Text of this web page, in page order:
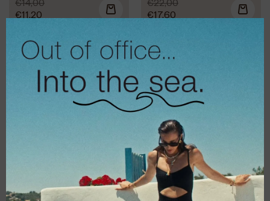
€11,20
€17,60
Βραχιόλι Viking
silver
€12,80
Βραχιόλι All You
Need Silver
€14,00
11,20